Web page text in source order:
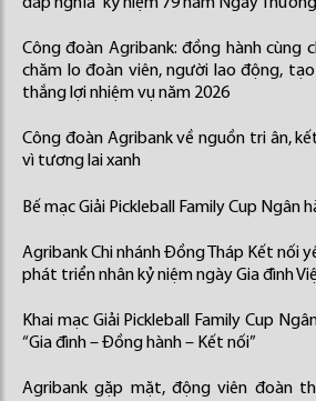
Công đoàn Agribank: đồng hành cùng
chăm lo đoàn viên, người lao động,
thắng lợi nhiệm vụ năm 2026
Công đoàn Agribank về nguồn tri ân,
vì tương lai xanh
Bế mạc Giải Pickleball Family Cup Ngân
Agribank Chi nhánh Đồng Tháp Kết nối
phát triển nhân kỷ niệm ngày Gia đình
Khai mạc Giải Pickleball Family Cup
“Gia đình – Đồng hành – Kết nối”
Agribank gặp mặt, động viên đoàn